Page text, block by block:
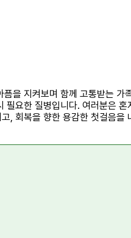
을 지켜보며 함께 고통받는 가
요한 질병입니다. 여러분은
, 회복을 향한 용감한 첫걸음을